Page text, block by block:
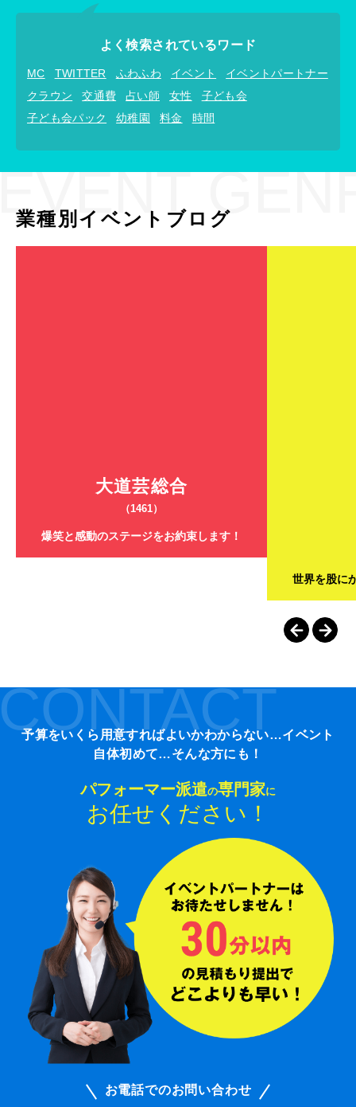
よく検索されているワード
MC TWITTER ふわふわ イベント
イベントパートナー
クラウン
交通費 占い師 女性
子ども会
子ども会パック
幼稚園 料金 時間
業種別イベントブログ
大道芸総合
（1461）
爆笑と感動のステージをお約束します！
世界を股に
予算をいくら用意すればよいかわからない…イベント
自体初めて…そんな方にも！
パフォーマー派遣の専門家に
お任せください！
お電話でのお問い合わせ